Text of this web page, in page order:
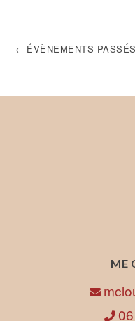
NAVIGATION
ARTICLES
ÉVÈNEMENTS PASSÉS
ME